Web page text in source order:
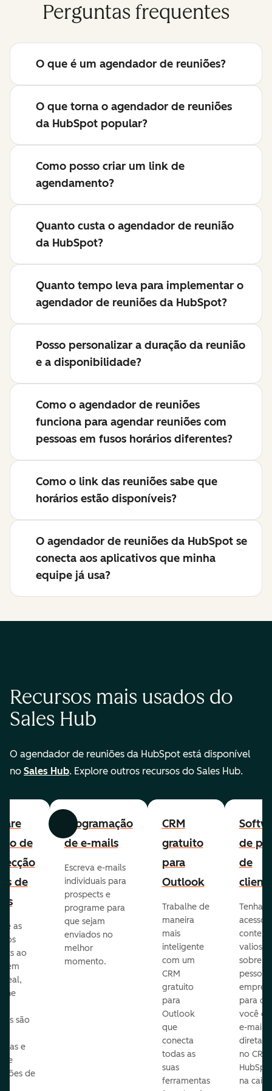
Perguntas frequentes
O que é um agendador de reuniões?
O que torna o agendador de reuniões
da HubSpot popular?
Como posso criar um link de
agendamento?
Quanto custa o agendador de reunião
da HubSpot?
Quanto tempo leva para implementar o
agendador de reuniões da HubSpot?
Posso personalizar a duração da reunião
e a disponibilidade?
Como o agendador de reuniões
funciona para agendar reuniões com
pessoas em fusos horários diferentes?
Como o link das reuniões sabe que
horários estão disponíveis?
O agendador de reuniões da HubSpot se
conecta aos aplicativos que minha
equipe já usa?
Recursos mais usados do
Sales Hub
O agendador de reuniões da HubSpot está disponível
no Sales Hub. Explore outros recursos do Sales Hub.
Anterior Avançar
de
de
as
ao
em
real,
são
e
de
Programação
de e-mails
Escreva e-mails
individuais para
prospects e
programe para
que sejam
enviados no
melhor
momento.
CRM
gratuito
para
Outlook
Trabalhe de
maneira
mais
inteligente
com um
CRM
gratuito
para
Outlook
que
conecta
todas as
suas
ferramentas
de
de
Tenha
acesso
valioso
sobre as
para
você
e-mails
no
na